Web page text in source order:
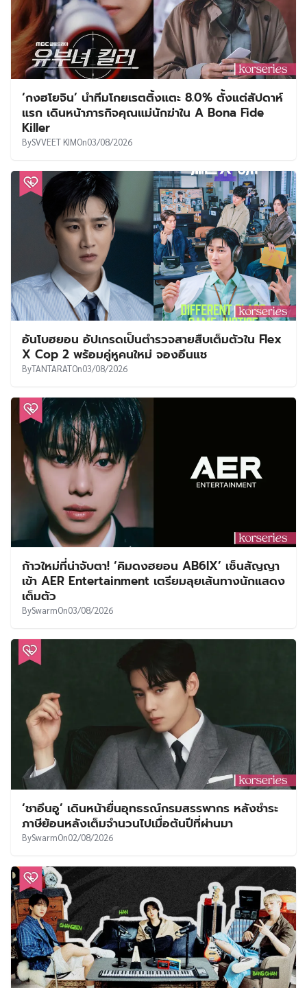
‘กงฮโยจิน’ นำทีมโกยเรตติ้งแตะ 8.0% ตั้งแต่สัปดาห์
แรก เดินหน้าภารกิจคุณแม่นักฆ่าใน A Bona Fide
Killer
BySVVEET KIMOn03/08/2026
อันโบฮยอน อัปเกรดเป็นตำรวจสายสืบเต็มตัวใน Flex
X Cop 2 พร้อมคู่หูคนใหม่ จองอึนแช
ByTANTARATOn03/08/2026
ก้าวใหม่ที่น่าจับตา! ‘คิมดงฮยอน AB6IX’ เซ็นสัญญา
เข้า AER Entertainment เตรียมลุยเส้นทางนักแสดง
เต็มตัว
BySwarmOn03/08/2026
‘ชาอึนอู’ เดินหน้ายื่นอุทธรณ์กรมสรรพากร หลังชำระ
ภาษีย้อนหลังเต็มจำนวนไปเมื่อต้นปีที่ผ่านมา
BySwarmOn02/08/2026